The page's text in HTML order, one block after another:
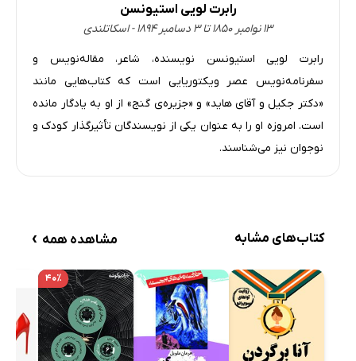
رابرت لویی استیونسن
۱۳ نوامبر ۱۸۵۰ تا ۳ دسامبر ۱۸۹۴ - اسکاتلندی
رابرت لویی استیونسن نویسنده‌، شاعر، مقاله‌نویس و
سفرنامه‌نویس عصر ویکتوریایی است که کتاب‌هایی مانند
«دکتر جکیل و آقای هاید» و «جزیره‌ی گنج» از او به یادگار مانده
است. امروزه او را به عنوان یکی از نویسندگان تأثیرگذار کودک و
نوجوان نیز می‌شناسند.
کتاب‌های مشابه مشاهده همه ›
۴۰٪